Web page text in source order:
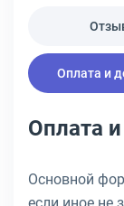
Оплата и
Оплата
Основной